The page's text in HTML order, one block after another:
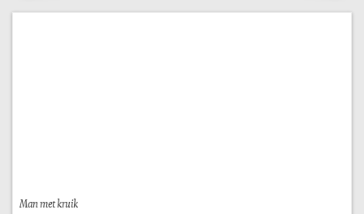
Man met kruik